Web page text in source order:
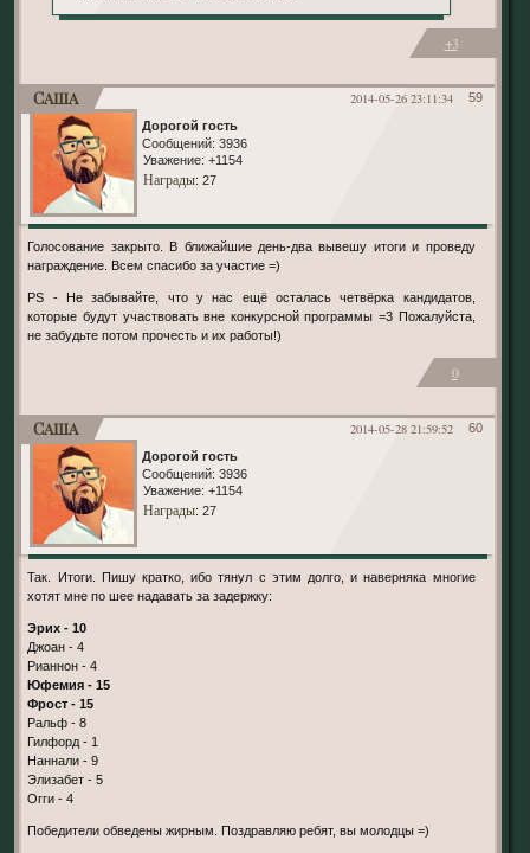
+3
59
2014-05-26 23:11:34
Саша
Дорогой гость
Сообщений: 3936
Уважение: +1154
Награды: 27
Голосование закрыто. В ближайшие день-два вывешу итоги и проведу
награждение. Всем спасибо за участие =)
PS - Не забывайте, что у нас ещё осталась четвёрка кандидатов,
которые будут участвовать вне конкурсной программы =3 Пожалуйста,
не забудьте потом прочесть и их работы!)
0
60
2014-05-28 21:59:52
Саша
Дорогой гость
Сообщений: 3936
Уважение: +1154
Награды: 27
Так. Итоги. Пишу кратко, ибо тянул с этим долго, и наверняка многие
хотят мне по шее надавать за задержку:
Эрих - 10
Джоан - 4
Рианнон - 4
Юфемия - 15
Фрост - 15
Ральф - 8
Гилфорд - 1
Наннали - 9
Элизабет - 5
Огги - 4
Победители обведены жирным. Поздравляю ребят, вы молодцы =)